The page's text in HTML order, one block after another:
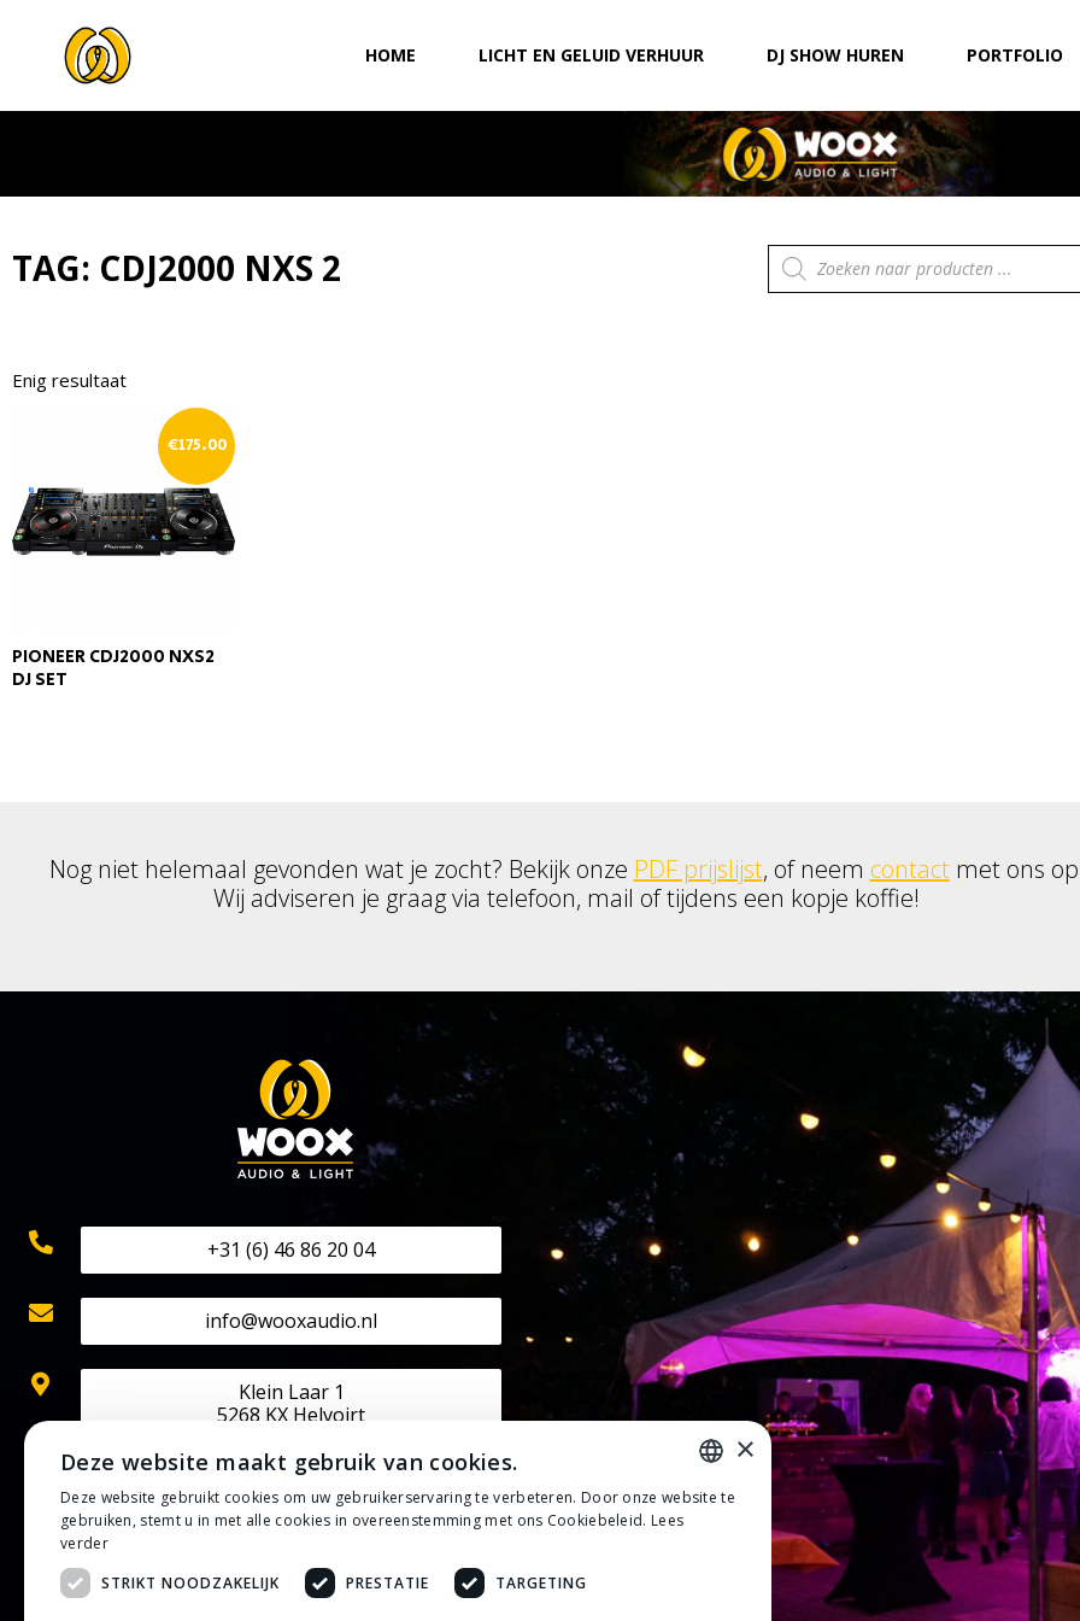
HOME LICHT EN GELUID VERHUUR DJ SHOW HUREN PORTFOLIO
TAG: CDJ2000 NXS 2 Producten
zoeken
Enig resultaat
PIONEER CDJ2000 NXS2
DJ SET
€175.00
Nog niet helemaal gevonden wat je zocht? Bekijk onze PDF prijslijst, of neem contactmet ons
Wij adviseren je graag via telefoon, mail of tijdens een kopje koffie!
+31 (6) 46 86 20 04
info@wooxaudio.nl
Klein Laar 1
5268 KX Helvoirt
KVK: 70524602
BTW: NL002202313B42
IBAN: NL50 RABO 0133 0807 30
Privacybeleid
×
Deze website maakt gebruik van cookies.
Deze website gebruikt cookies om uw gebruikerservaring te verbeteren. Door onze website te
gebruiken, stemt u in met alle cookies in overeenstemming met ons Cookiebeleid. Lees
verder
STRIKT NOODZAKELIJK
PRESTATIE TARGETING